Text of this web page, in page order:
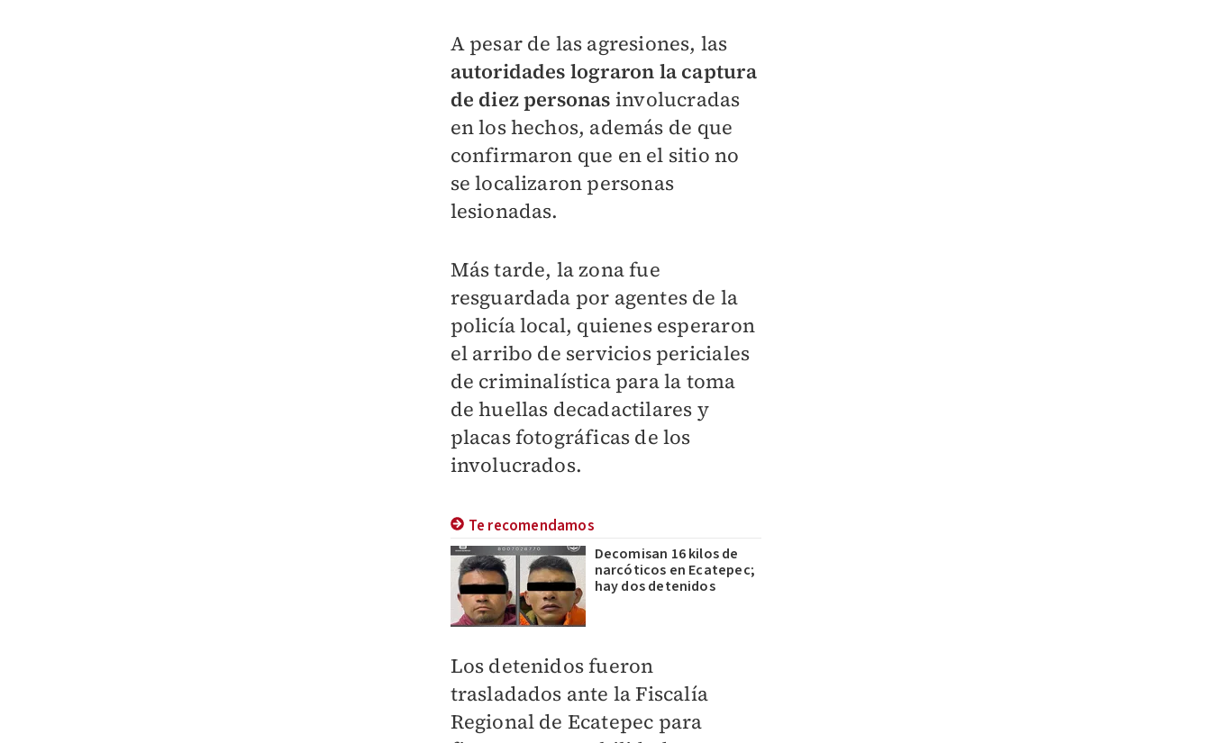
A pesar de las agresiones, las
autoridades lograron la captura
de diez personas involucradas
en los hechos, además de que
confirmaron que en el sitio no
se localizaron personas
lesionadas.
Más tarde, la zona fue
resguardada por agentes de la
policía local, quienes esperaron
el arribo de servicios periciales
de criminalística para la toma
de huellas decadactilares y
placas fotográficas de los
involucrados.
Te recomendamos
Decomisan 16 kilos de
narcóticos en Ecatepec;
hay dos detenidos
Los detenidos fueron
trasladados ante la Fiscalía
Regional de Ecatepec para